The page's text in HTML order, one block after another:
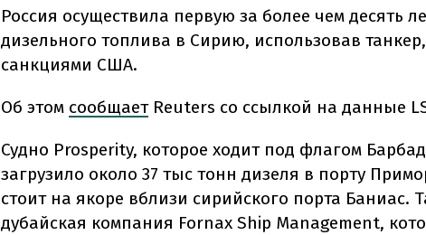
Россия осуществила первую за более чем десять
дизельного топлива в Сирию, использовав
санкциями США.
Об этом сообщаетReuters со ссылкой на данные
Судно Prosperity, которое ходит под флагом
загрузило около 37 тыс тонн дизеля в порту
стоит на якоре вблизи сирийского порта Баниас.
дубайская компания Fornax Ship Management,